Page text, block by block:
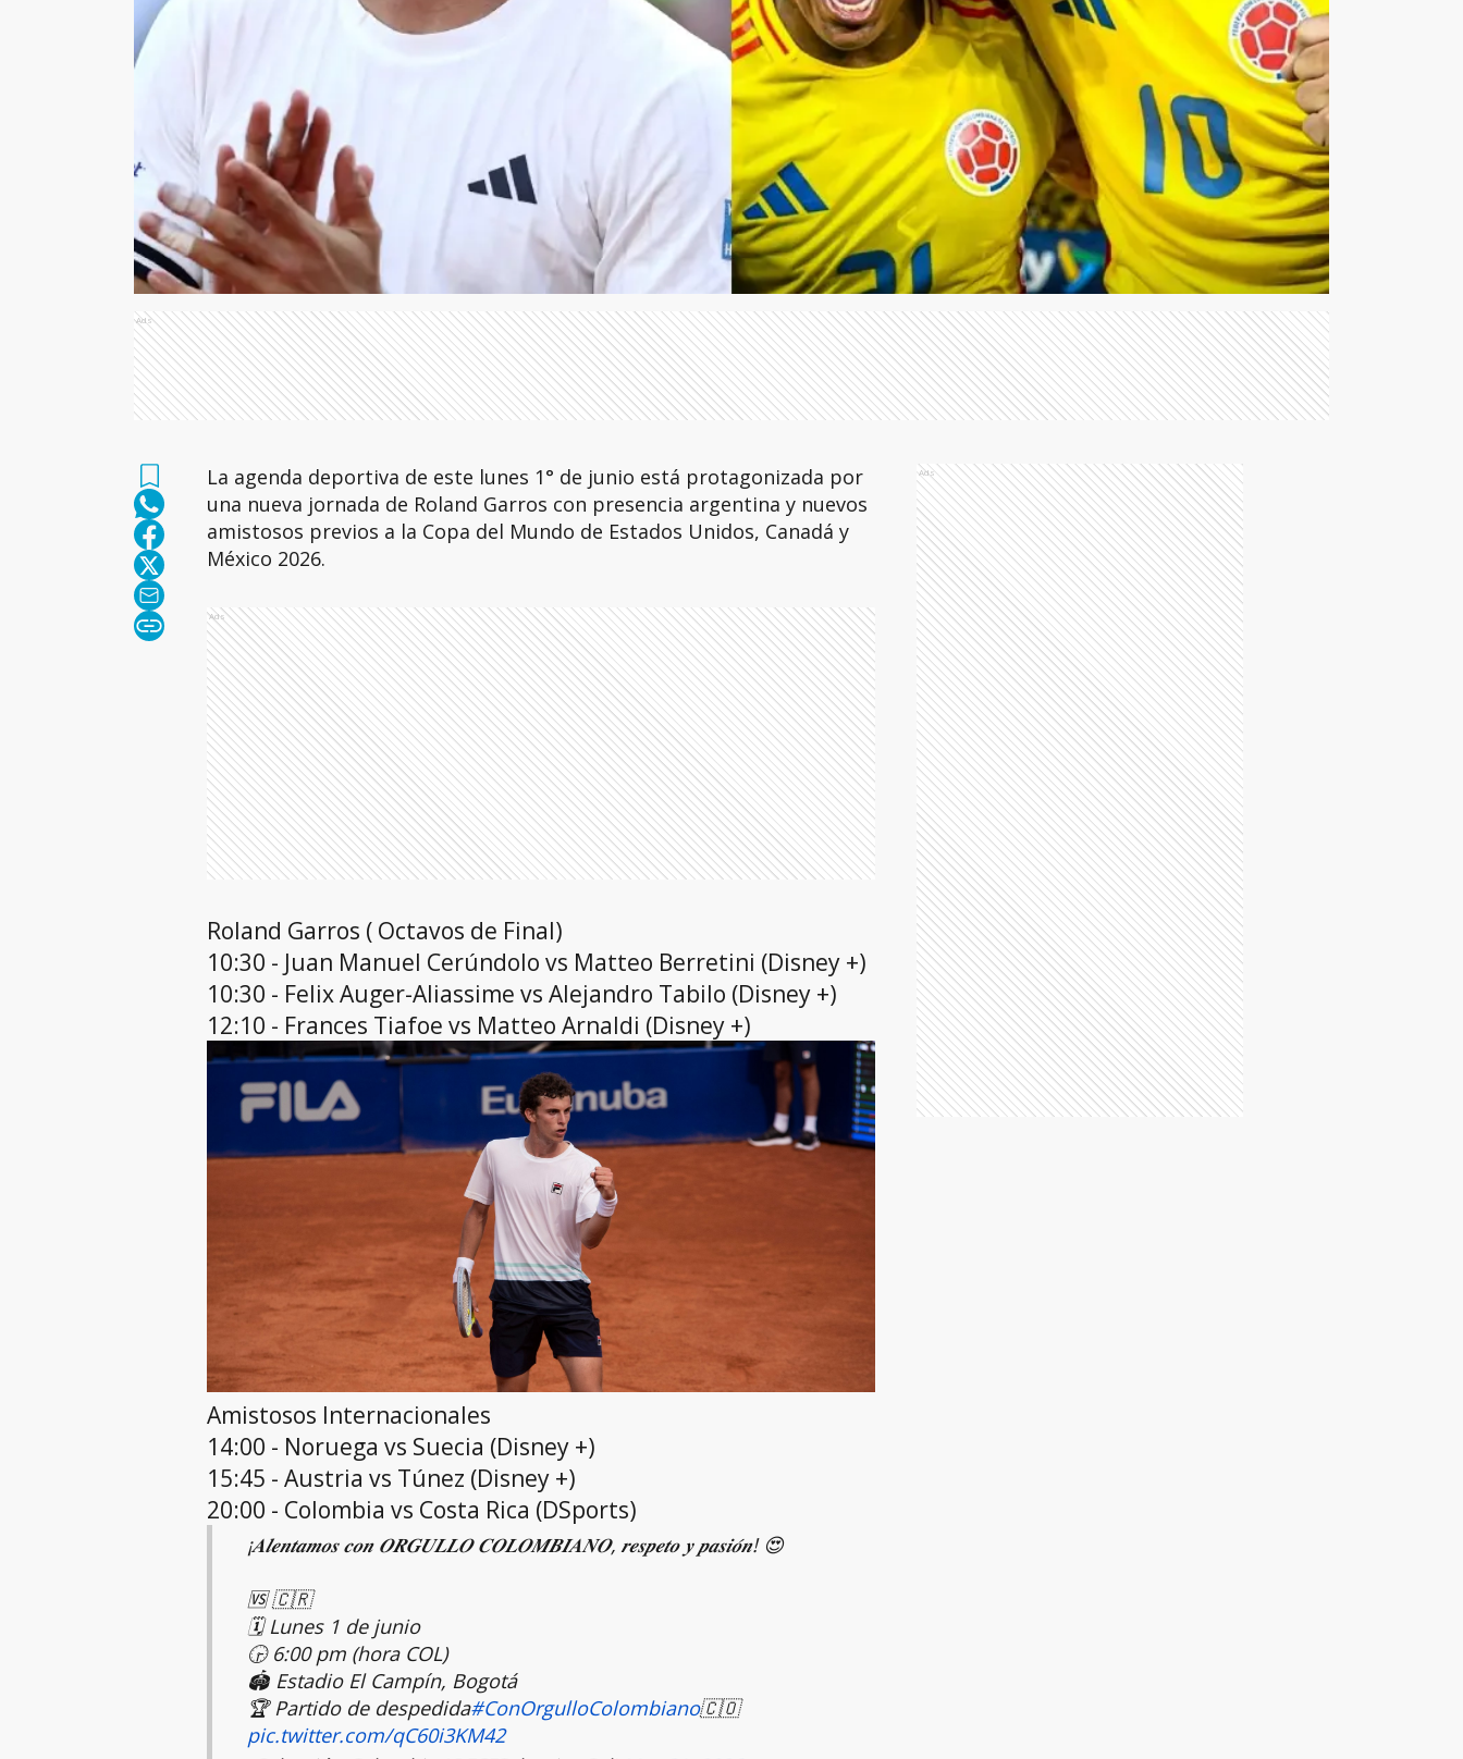
Ads
La agenda deportiva de este lunes 1° de junio está protagonizada por
una nueva jornada de Roland Garros con presencia argentina y nuevos
amistosos previos a la Copa del Mundo de Estados Unidos, Canadá y
México 2026.
Ads
Roland Garros ( Octavos de Final)
10:30 - Juan Manuel Cerúndolo vs Matteo Berretini (Disney +)
10:30 - Felix Auger-Aliassime vs Alejandro Tabilo (Disney +)
12:10 - Frances Tiafoe vs Matteo Arnaldi (Disney +)
Amistosos Internacionales
14:00 - Noruega vs Suecia (Disney +)
15:45 - Austria vs Túnez (Disney +)
20:00 - Colombia vs Costa Rica (DSports)
¡𝑨𝒍𝒆𝒏𝒕𝒂𝒎𝒐𝒔 𝒄𝒐𝒏 𝑶𝑹𝑮𝑼𝑳𝑳𝑶 𝑪𝑶𝑳𝑶𝑴𝑩𝑰𝑨𝑵𝑶, 𝒓𝒆𝒔𝒑𝒆𝒕𝒐 𝒚 𝒑𝒂𝒔𝒊𝒐́𝒏! 😍
🆚 🇨🇷
🗓 Lunes 1 de junio
🕞 6:00 pm (hora COL)
🏟 Estadio El Campín, Bogotá
🏆 Partido de despedida#ConOrgulloColombiano🇨🇴
pic.twitter.com/qC60i3KM42
Ads